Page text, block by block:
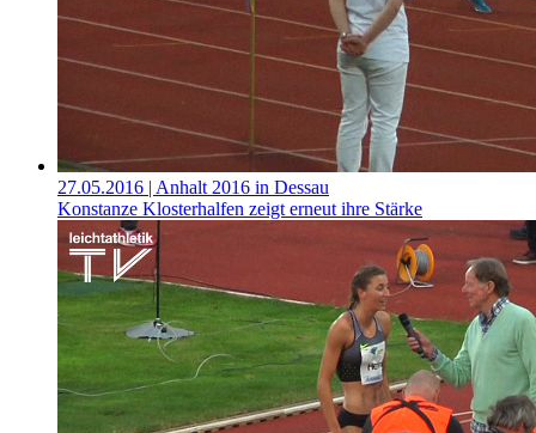
27.05.2016 | Anhalt 2016 in Dessau
Konstanze Klosterhalfen zeigt erneut ihre Stärke